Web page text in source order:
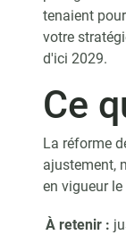
tenaient
votre
d'ici 2029.
Ce
La réforme
ajustement,
en vigueur
À retenir :